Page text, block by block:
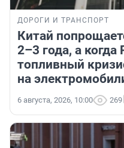
ДОРОГИ И ТРАНСПОРТ
Китай
2–3 года, а
топливный
на
6 августа, 2026, 10:00 269